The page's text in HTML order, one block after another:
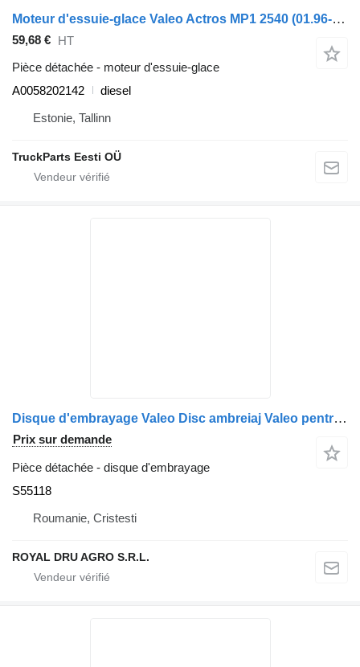
Moteur d'essuie-glace Valeo Actros MP1 2540 (01.96-12.02) A0058202142 pour tracteur routier Mercedes-Benz Actros, Axor MP1, MP2, MP3 (1996-2014)
59,68 € HT
Pièce détachée - moteur d'essuie-glace
A0058202142
diesel
Estonie, Tallinn
TruckParts Eesti OÜ
Disque d'embrayage Valeo Disc ambreiaj Valeo pentru S55118 pour camion
Prix sur demande
Pièce détachée - disque d'embrayage
S55118
Roumanie, Cristesti
ROYAL DRU AGRO S.R.L.